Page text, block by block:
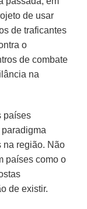
de usar
de traficantes
o
de combate
na
países
na região. Não
países como o
de existir.